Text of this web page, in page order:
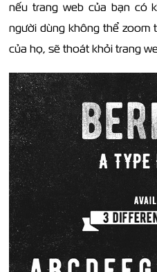
nếu trang web của bạn có
người dùng không thể zoom
của họ, sẽ thoát khỏi trang